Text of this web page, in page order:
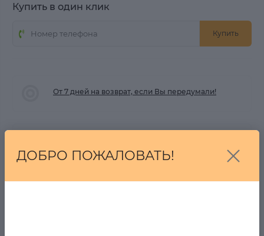
Купить в один клик
Купить
От 7 дней на возврат, если Вы передумали!
ДОБРО ПОЖАЛОВАТЬ!